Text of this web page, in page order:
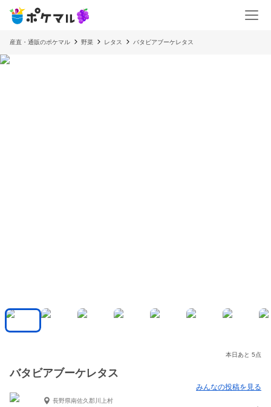
産直・通販のポケマル 野菜 レタス バタビアブーケレタス
本日あと 5点
バタビアブーケレタス
みんなの投稿を見る
長野県南佐久郡川上村